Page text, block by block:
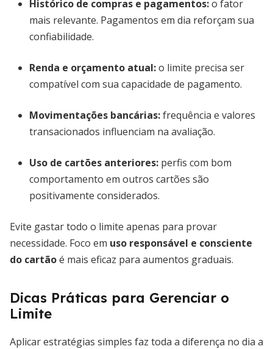
Histórico de compras e pagamentos:o fator
mais relevante. Pagamentos em dia reforçam sua
confiabilidade.
Renda e orçamento atual:o limite precisa ser
compatível com sua capacidade de pagamento.
Movimentações bancárias:frequência e valores
transacionados influenciam na avaliação.
Uso de cartões anteriores: perfis com bom
comportamento em outros cartões são
positivamente considerados.
Evite gastar todo o limite apenas para provar
necessidade. Foco em uso responsável e consciente
do cartãoé mais eficaz para aumentos graduais.
Dicas Práticas para Gerenciar o
Limite
Aplicar estratégias simples faz toda a diferença no dia a